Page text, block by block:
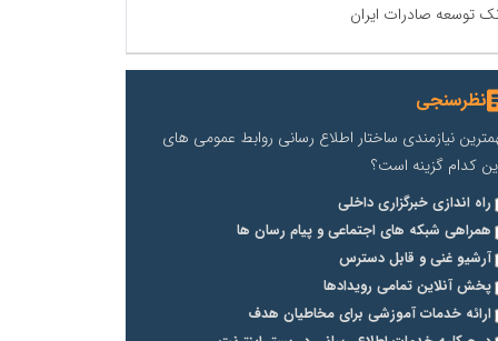
توسعه صادرات ایران
نظرسنجی
نیازمندی ساختار اطلاع رسانی روابط عمومی های
کدام گزینه است؟
راه اندازی خبرگزاری داخلی
همراهی شبکه های اجتماعی و پیام رسان ها
آرشیو غنی و قابل دسترس
پخش آنلاین تمامی رویدادها
ارائه خدمات آموزشی برای مخاطیان هدف